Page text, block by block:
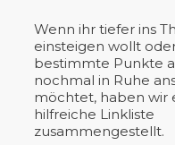
Wenn ihr tiefer ins
einsteigen wollt
bestimmte Punkte
nochmal in Ruhe
möchtet, haben wir
hilfreiche Linkliste
zusammengestellt.